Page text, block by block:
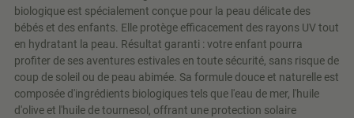
biologique est spécialement conçue pour la peau délicate des
bébés et des enfants. Elle protège efficacement des rayons UV tout
en hydratant la peau. Résultat garanti : votre enfant pourra
profiter de ses aventures estivales en toute sécurité, sans risque de
coup de soleil ou de peau abimée. Sa formule douce et naturelle est
composée d'ingrédients biologiques tels que l'eau de mer, l'huile
d'olive et l'huile de tournesol, offrant une protection solaire